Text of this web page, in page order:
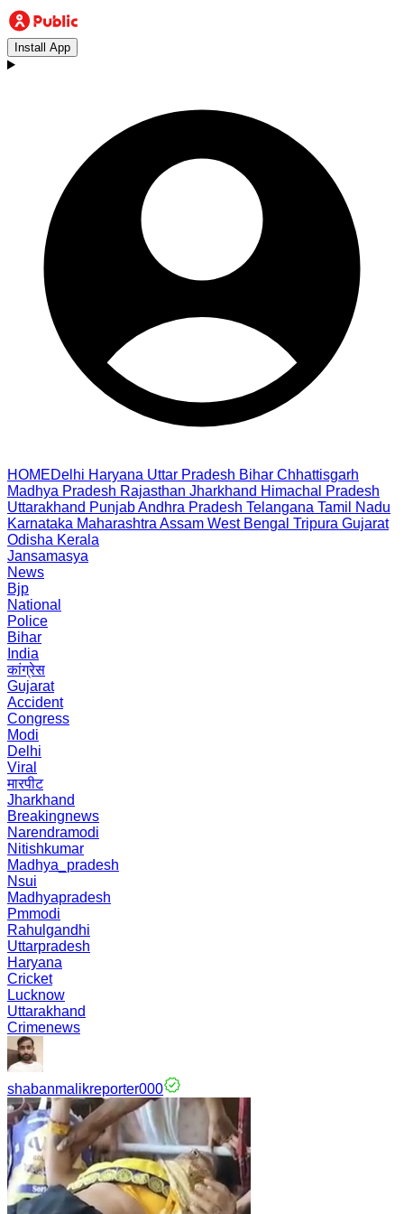
Install App
HOMEDelhi Haryana Uttar Pradesh Bihar Chhattisgarh
Madhya Pradesh Rajasthan Jharkhand Himachal Pradesh
Uttarakhand PunjabAndhra Pradesh Telangana Tamil Nadu
Karnataka Maharashtra Assam West Bengal Tripura Gujarat
Odisha Kerala
Jansamasya
News
Bjp
National
Police
Bihar
India
कांग्रेस
Gujarat
Accident
Congress
Modi
Delhi
Viral
मारपीट
Jharkhand
Breakingnews
Narendramodi
Nitishkumar
Madhya_pradesh
Nsui
Madhyapradesh
Pmmodi
Rahulgandhi
Uttarpradesh
Haryana
Cricket
Lucknow
Uttarakhand
Crimenews
shabanmalikreporter000